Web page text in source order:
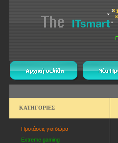
ΚΑΤΗΓΟΡΙΕΣ
Προτάσεις για δώρα
Extreme gaming